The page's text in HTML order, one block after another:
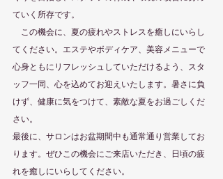
ていく所存です。
この機会に、夏の疲れやストレスを癒しにいらし
てください。エステやボディケア、美容メニューで
心身ともにリフレッシュしていただけるよう、スタ
ッフ一同、心を込めてお迎えいたします。暑さに負
けず、健康に気をつけて、素敵な夏をお過ごしくだ
さい。
最後に、サロンはお盆期間中も通常通り営業してお
ります。ぜひこの機会にご来店いただき、日頃の疲
れを癒しにいらしてください。